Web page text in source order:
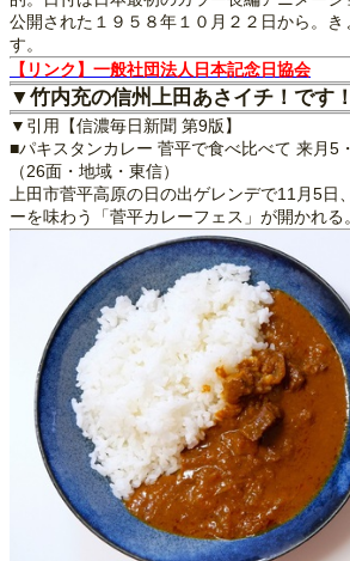
公開された１９５８年１０月２２日から。
す。
【リンク】一般社団法人日本記念日協会
▼竹内充の信州上田あさイチ！です
▼引用【信濃毎日新聞 第9版】
■パキスタンカレー 菅平で食べ比べて 来月5
（26面・地域・東信）
上田市菅平高原の日の出ゲレンデで11月5日
ーを味わう「菅平カレーフェス」が開かれる。